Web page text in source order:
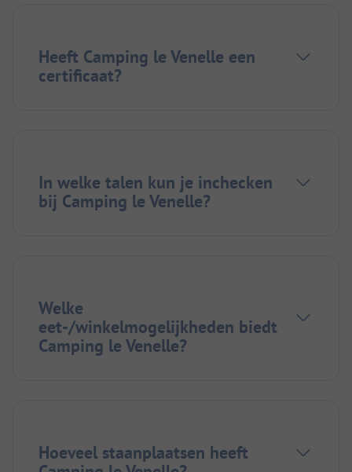
Heeft Camping le Venelle een
certificaat?
In welke talen kun je inchecken
bij Camping le Venelle?
Welke
eet-/winkelmogelijkheden biedt
Camping le Venelle?
Hoeveel staanplaatsen heeft